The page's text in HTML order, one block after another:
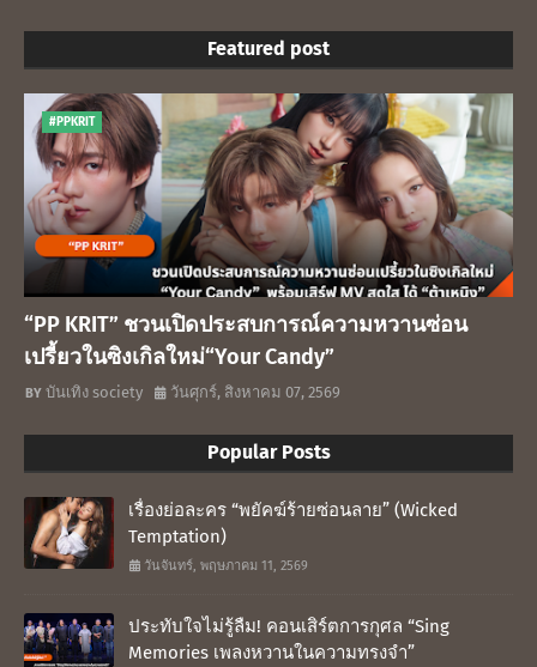
Featured post
#PPKRIT
“PP KRIT” ชวนเปิดประสบการณ์ความหวานซ่อน
เปรี้ยวในซิงเกิลใหม่“Your Candy”
บันเทิง society วันศุกร์, สิงหาคม 07, 2569
Popular Posts
เรื่องย่อละคร “พยัคฆ์ร้ายซ่อนลาย” (Wicked
Temptation)
วันจันทร์, พฤษภาคม 11, 2569
ประทับใจไม่รู้ลืม! คอนเสิร์ตการกุศล “Sing
Memories เพลงหวานในความทรงจำ”